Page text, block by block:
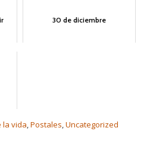
30 de diciembre
la vida,Postales,Uncategorized